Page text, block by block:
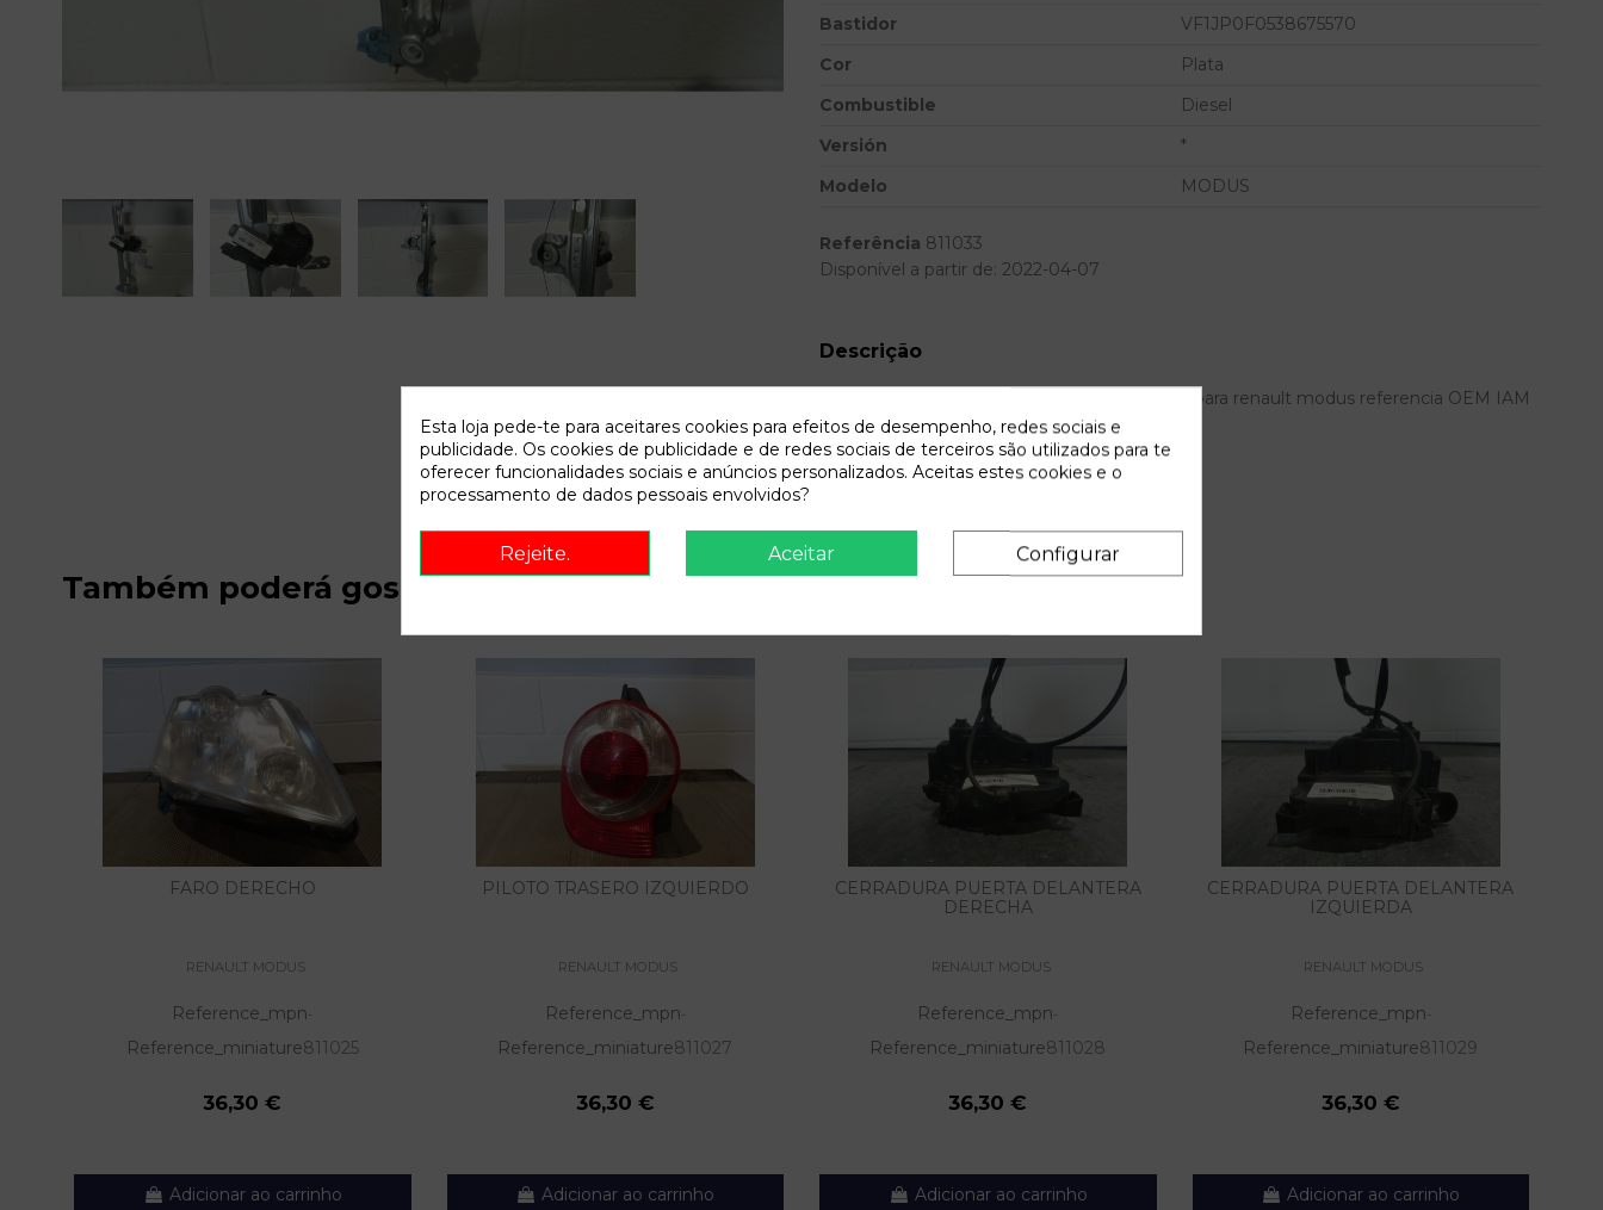
Bastidor
VF1JP0F0538675570
Cor
Plata
Combustible
Diesel
Versión
*
Modelo
MODUS
Referência 811033
Disponível a partir de: 2022-04-07
Descrição
Recambio de elevalunas delantero izquierdo para renault modus referencia OEM IAM
Também poderá gostar
FARO DERECHO
RENAULT MODUS
Reference_mpn-
Reference_miniature811025
36,30 €
Adicionar ao carrinho
PILOTO TRASERO IZQUIERDO
RENAULT MODUS
Reference_mpn-
Reference_miniature811027
36,30 €
Adicionar ao carrinho
CERRADURA PUERTA DELANTERA
DERECHA
RENAULT MODUS
Reference_mpn-
Reference_miniature811028
36,30 €
Adicionar ao carrinho
CERRADURA PUERTA DELANTERA
IZQUIERDA
RENAULT MODUS
Reference_mpn-
Reference_miniature811029
36,30 €
Adicionar ao carrinho
Esta loja pede-te para aceitares cookies para efeitos de desempenho, redes sociais e
publicidade. Os cookies de publicidade e de redes sociais de terceiros são utilizados para te
oferecer funcionalidades sociais e anúncios personalizados. Aceitas estes cookies e o
processamento de dados pessoais envolvidos?
Rejeite. Aceitar Configurar